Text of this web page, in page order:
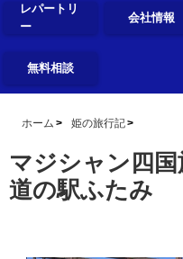
レパートリ
ー
会社情報
無料相談
ホーム 姫の旅行記
マジシャン四
道の駅ふたみ